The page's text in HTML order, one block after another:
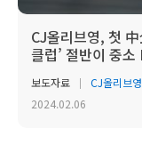
CJ올리브영, 첫
클럽’ 절반이 중소
보도자료
CJ올리브영
2024.02.06